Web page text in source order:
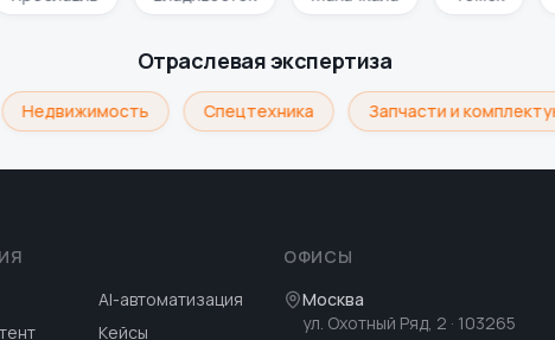
Отраслевая экспертиза
Недвижимость Спецтехника Запчасти и
AI-автоматизация
Кейсы
ОФИСЫ
Москва
ул. Охотный Ряд, 2 · 103265